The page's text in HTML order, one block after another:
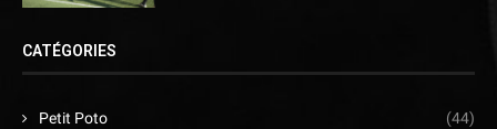
CATÉGORIES
Petit Poto (44)